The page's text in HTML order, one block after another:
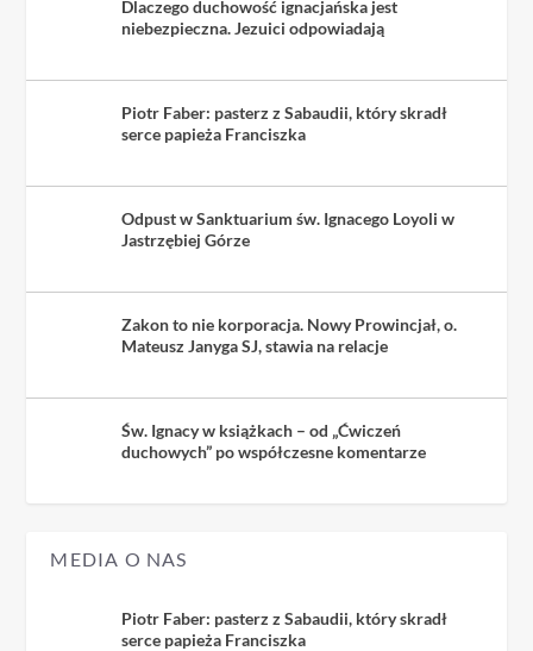
Dlaczego duchowość ignacjańska jest
niebezpieczna. Jezuici odpowiadają
Piotr Faber: pasterz z Sabaudii, który skradł
serce papieża Franciszka
Odpust w Sanktuarium św. Ignacego Loyoli w
Jastrzębiej Górze
Zakon to nie korporacja. Nowy Prowincjał, o.
Mateusz Janyga SJ, stawia na relacje
Św. Ignacy w książkach – od „Ćwiczeń
duchowych” po współczesne komentarze
MEDIA O NAS
Piotr Faber: pasterz z Sabaudii, który skradł
serce papieża Franciszka